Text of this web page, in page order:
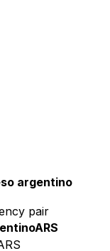
argentino
pair
ARS